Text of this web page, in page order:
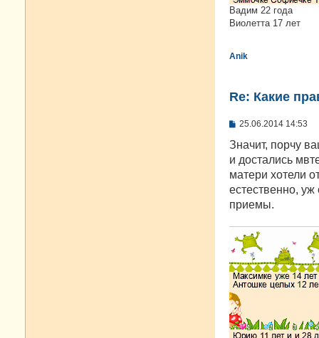
Вадим 22 года
Виолетта 17 лет
Anik
Re: Какие
С
о
щ
е
и
е
25.06.2014 14:53
Значит, порчу
и достались
матери хотели
естественно,
приемы.